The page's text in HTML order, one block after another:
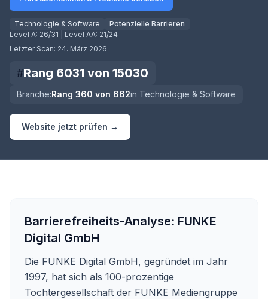
Technologie & Software
Potenzielle Barrieren
Level A: 26/31 | Level AA: 21/24
Letzter Scan: 24. März 2026
#Rang 6031 von 15030
Branche:Rang 360 von 662in Technologie & Software
Website jetzt prüfen →
Barrierefreiheits-Analyse: FUNKE
Digital GmbH
Die FUNKE Digital GmbH, gegründet im Jahr
1997, hat sich als 100-prozentige
Tochtergesellschaft der FUNKE Mediengruppe